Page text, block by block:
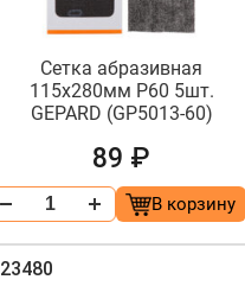
Сетка абразивная
115х280мм Р60 5шт.
GEPARD (GP5013-60)
89 ₽
В корзину
23480